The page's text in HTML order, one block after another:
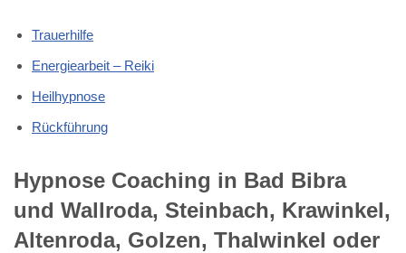
Trauerhilfe
Energiearbeit – Reiki
Heilhypnose
Rückführung
Hypnose Coaching in Bad Bibra
und Wallroda, Steinbach, Krawinkel,
Altenroda, Golzen, Thalwinkel oder